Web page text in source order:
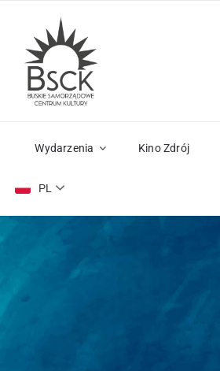
zawartości
Wydarzenia Kino Zdrój
PL